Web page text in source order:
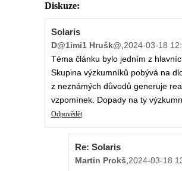
Diskuze:
Solaris
D@1imi1 Hrušk@,2024-03-18
Téma článku bylo jedním z
Skupina výzkumníků pobývá na
z neznámých důvodů generuje
vzpomínek. Dopady na ty
Odpovědět
Re: Solaris
Martin Prokš,2024-03-18